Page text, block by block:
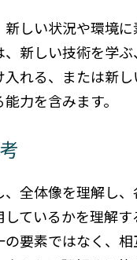
新しい状況や環境
、新しい技術を学
入れる、または新
力を含みます。
全体像を理解し
しているかを理解
の要素ではなく、